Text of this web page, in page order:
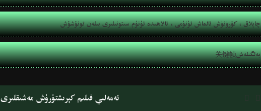
چاپلاق ، كۆرۈنۈش ئالماش ئۈنۈمى ، ئالاھىدە ئۈنۈم سىتونىلىرى بىلەن تونۇشۇش
关键帧بەلگىلەش
ئەمەلىي فىلىم كېرىشتۈرۈش مەشىقلىرى